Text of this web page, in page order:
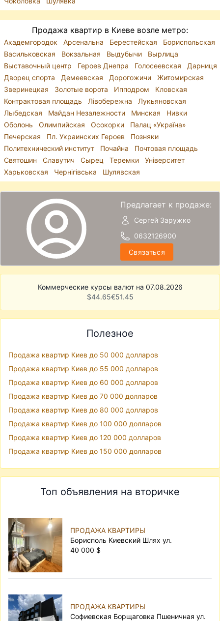
Продажа квартир в Киеве возле метро:
Академгородок Арсенальна Берестейская
Бориспольская
Васильковская
Вокзальная Выдубычи
Вырлица
Выставочный центр
Героев Днепра Голосеевская
Дарниця
Дворец спорта
Демеевская Дорогожичи
Житомирская
Зверинецкая
Золотые ворота Ипподром
Кловская
Контрактовая площадь
Лівобережна
Лукьяновская
Лыбедская
Майдан Незалежности Минская
Нивки
Оболонь
Олимпийская Осокорки
Палац «Україна»
Печерская
Пл. Украинских Героев
Позняки
Политехнический институт
Почайна
Почтовая площадь
Святошин
Славутич Сырец Теремки
Університет
Харьковская
Чернігівська Шулявская
Предлагает к продаже:
Сергей Заружко
0632126900
Связаться
Коммерческие курсы валют на 07.08.2026
$44.65€51.45
Полезное
Продажа квартир Киев до 50 000 долларов
Продажа квартир Киев до 55 000 долларов
Продажа квартир Киев до 60 000 долларов
Продажа квартир Киев до 70 000 долларов
Продажа квартир Киев до 80 000 долларов
Продажа квартир Киев до 100 000 долларов
Продажа квартир Киев до 120 000 долларов
Продажа квартир Киев до 150 000 долларов
Топ объявления на вторичке
ПРОДАЖА КВАРТИРЫ
Борисполь Киевский Шлях ул.
40 000 $
ПРОДАЖА КВАРТИРЫ
Софиевская Борщаговка Пшеничная ул.